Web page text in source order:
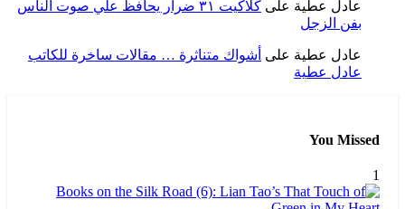
عادل عطية على
كلاكيت ٣١ ضرار يحافظ علي صوت الناس
بفن الزجل
عادل عطية على أشواك متناثرة … مقالات ساخرة للكاتب
عادل عطية
You Missed
1